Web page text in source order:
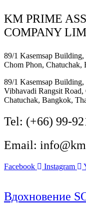
KM PRIME
COMPANY
89/1 Kasemsap
Chom Phon,
89/1 Kasemsap Building,
Vibhavadi Rangsit Road,
Chatuchak, Bangkok,
Tel: (+66) 99-
Email:
Facebook Instagram
Вдохновение